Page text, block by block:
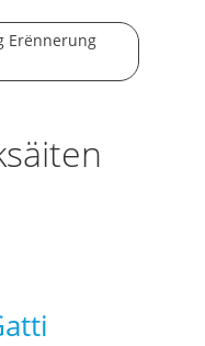
Erënnerung